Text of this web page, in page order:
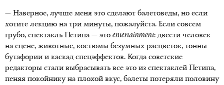
— Наверное, лучше меня это сделают балетоведы, но если
хотите лекцию на три минуты, пожалуйста. Если совсем
грубо, спектакль Петипа — это entertainment: двести человек
на сцене, животные, костюмы безумных расцветок, тонны
бутафории и каскад спецэффектов. Когда советские
редакторы стали выбрасывать все это из спектаклей Петипа,
пеняя покойнику на плохой вкус, балеты потеряли половину